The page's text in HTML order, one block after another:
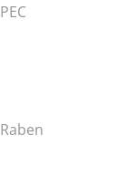
PEC
Raben